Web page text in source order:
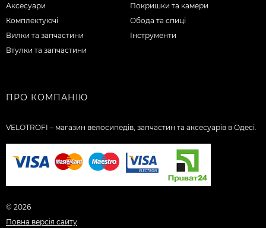
Аксесуари
Комплектуючі
Вилки та запчастини
Втулки та запчастини
Покришки та камери
Обода та спиці
Інструменти
ПРО КОМПАНІЮ
VELOTROFI – магазин велосипедів, запчастин та аксесуарів в Одесі.
© 2026
Повна версія сайту